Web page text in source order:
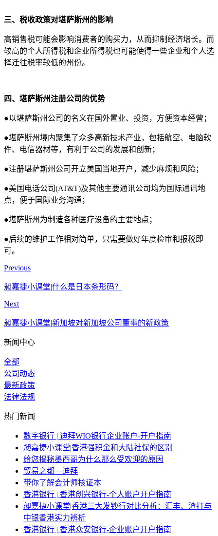
三、税收政策对堪萨斯州的影响
高销售税可能会影响消费者的购买力，从而抑制经济增长。而
较高的个人所得税和企业所得税也可能使得一些企业和个人选
择迁往税率较低的州份。
四、堪萨斯州注册公司的优势
●以堪萨斯州公司的名义在国外置业、投资，方便资本经营；
●堪萨斯州境内聚集了众多高新技术产业，包括航空、电脑软
件、电信器材等，有利于公司的发展和创新；
‌●注册堪萨斯州公司开立美国当地开户，减少麻烦和风险；
‌●美国电话公司(AT&T)及其他主要通讯公司均为国际通讯地
点，便于国际业务沟通；
●堪萨斯州为制造各种医疗设备的主要地点；
●后续的维护工作相对简单，只需要做好年度检审和报税即
可。
Previous
昶嘉捷小课堂|什么是日本条形码？
Next
昶嘉捷小课堂|新加坡对新加坡公司董事的新政策
新闻中心
全部
公司动态
最新政策
法律法规
热门新闻
数字银行 | 迪拜WIO银行企业账户-开户指南
昶嘉捷小课堂|香港强积金和大陆社保的区别
给您揭秘墨西哥为什么那么受欢迎的原因
贸易之都—迪拜
带你了解会计师核证本
香港银行 | 香港创兴银行-个人账户开户指南
昶嘉捷小课堂|香港三大发钞行对比分析：汇丰、渣打与
中银香港实力辨析
香港银行 | 香港众安银行-企业账户开户指南